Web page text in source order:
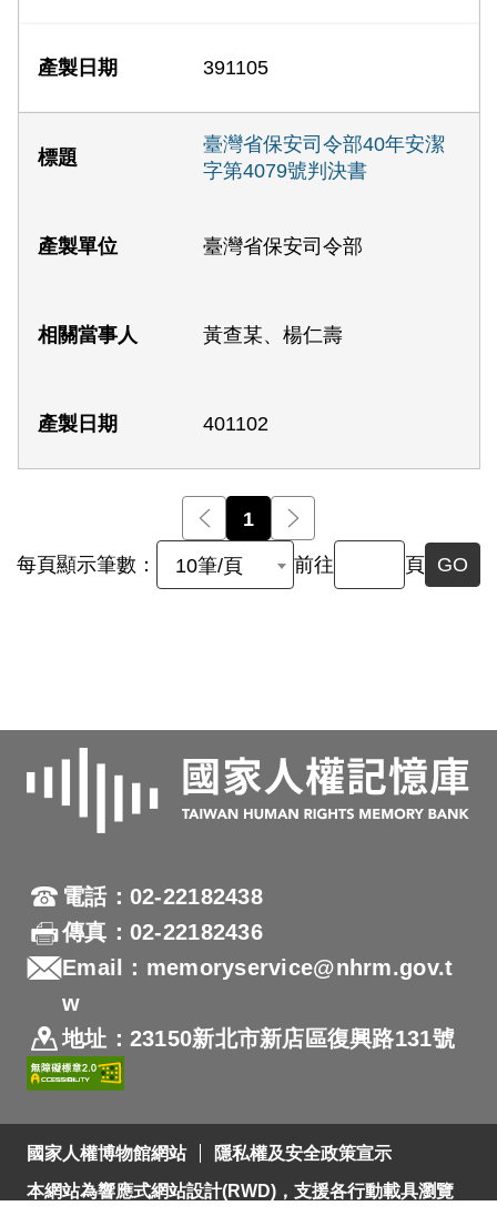
391105
臺灣省保安司令部40年安潔
字第4079號判決書
臺灣省保安司令部
黃查某、楊仁壽
401102
前一頁
1
每頁顯示筆數： 10筆/頁 前往 頁 GO
電話：02-22182438
傳真：02-22182436
Email：memoryservice@nhrm.gov.t
w
地址：23150新北市新店區復興路131號
國家人權博物館網站
隱私權及安全政策宣示
本網站為響應式網站設計(RWD)，支援各行動載具瀏覽